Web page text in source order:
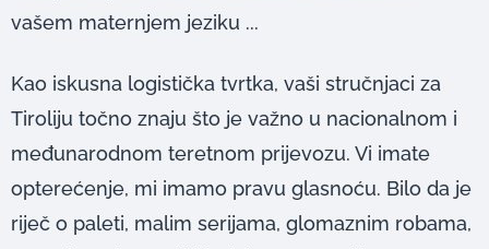
vašem maternjem jeziku ...
Kao iskusna logistička tvrtka, vaši stručnjaci za
Tiroliju točno znaju što je važno u nacionalnom i
međunarodnom teretnom prijevozu. Vi imate
opterećenje, mi imamo pravu glasnoću. Bilo da je
riječ o paleti, malim serijama, glomaznim robama,